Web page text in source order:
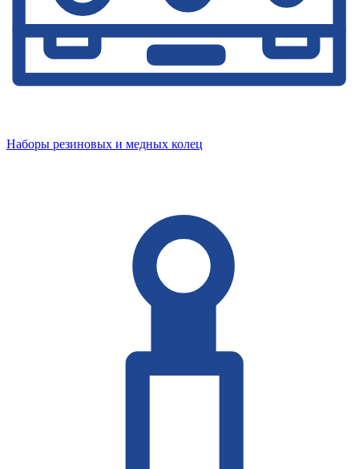
Наборы резиновых и медных колец